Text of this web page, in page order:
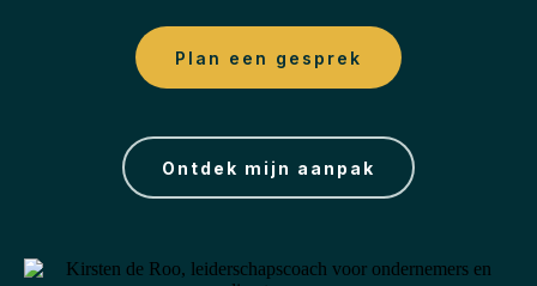
Plan een gesprek
Ontdek mijn aanpak